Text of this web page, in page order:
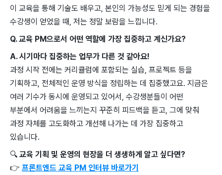
이 교육을 통해 기술도 배우고, 본인의 가능성도 믿게 되는 경험을
수강생이 얻었을 때, 저는 정말 보람을 느낍니다.
Q. 교육 PM으로서 어떤 역할에 가장 집중하고 계신가요?
A. 시기마다 집중하는 업무가 다른 것 같아요!
과정 시작 전에는 커리큘럼에 포함되는 실습, 프로젝트 등을
기획하고, 전체적인 운영 방식을 정립하는 데 집중했고요. 지금은
여러 기수가 동시에 운영되고 있어서, 수강생분들이 어떤
부분에서 어려움을 느끼는지 꾸준히 피드백을 듣고, 그에 맞춰
과정 자체를 고도화하고 개선해 나가는 데 가장 집중하고
있습니다.
🔍 교육 기획 및 운영의 현장을 더 생생하게 알고 싶다면?
👉 프론트엔드 교육 PM 인터뷰 바로가기